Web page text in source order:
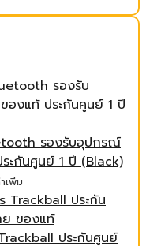
รองรับอุปกรณ์
ะกันศูนย์ 1 ปี (Black)
เพิ่ม
ประกันศูนย์